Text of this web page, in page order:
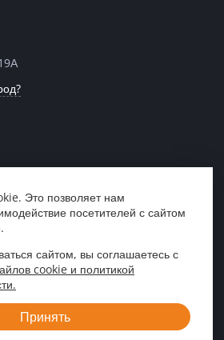
в рейтинге
300»
«ЮрИнвест»,
Это позволяет нам
посетителей с сайтом
сайтом, вы соглашаетесь с
cookie и политикой
Принять